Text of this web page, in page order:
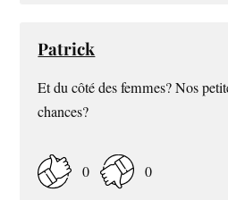
Patrick
Et du côté des femmes? Nos
chances?
0 0